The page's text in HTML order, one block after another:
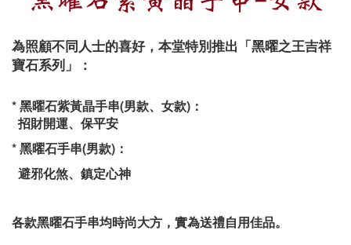
為照顧不同人士的喜好，本堂特別推出「黑曜之王吉祥
寶石系列」：
* 黑曜石紫黃晶手串(男款、女款)：
招財開運、保平安
* 黑曜石手串(男款)：
避邪化煞、鎮定心神
各款黑曜石手串均時尚大方，實為送禮自用佳品。